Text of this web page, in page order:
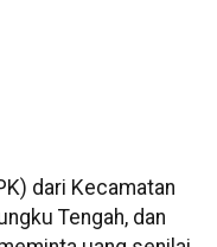
dari Kecamatan
Tengah, dan